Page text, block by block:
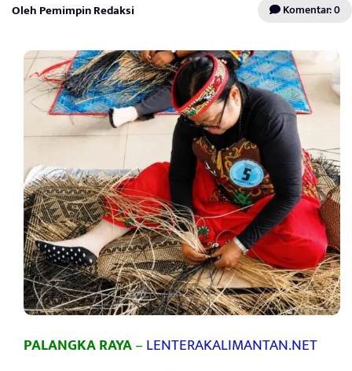
Oleh Pemimpin Redaksi Komentar: 0
PALANGKA RAYA–LENTERAKALIMANTAN.NET